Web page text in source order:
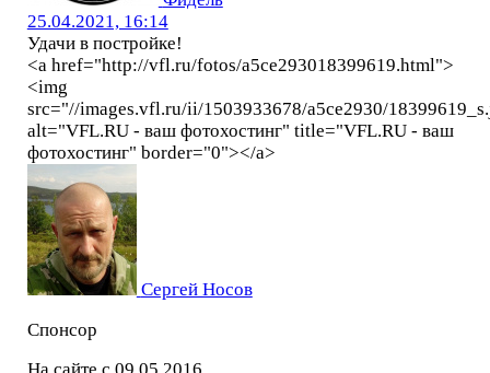
25.04.2021, 16:14
Удачи в постройке!
<a href="http://vfl.ru/fotos/a5ce293018399619.html">
<img
src="//images.vfl.ru/ii/1503933678/a5ce2930/
alt="VFL.RU - ваш фотохостинг" title="VFL.RU - ваш
фотохостинг" border="0"></a>
Сергей Носов
Спонсор